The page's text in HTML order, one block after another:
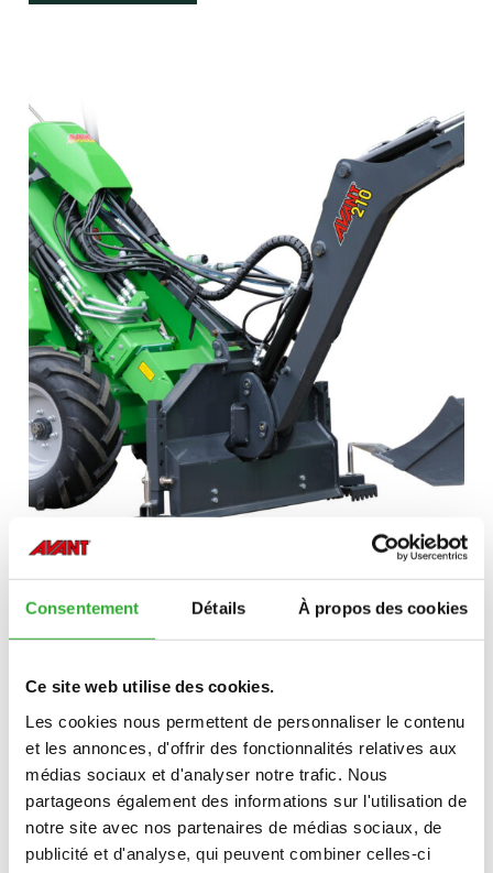
Consentement Détails À propos des cookies
Ce site web utilise des cookies.
Les cookies nous permettent de personnaliser le contenu
et les annonces, d'offrir des fonctionnalités relatives aux
médias sociaux et d'analyser notre trafic. Nous
partageons également des informations sur l'utilisation de
notre site avec nos partenaires de médias sociaux, de
publicité et d'analyse, qui peuvent combiner celles-ci